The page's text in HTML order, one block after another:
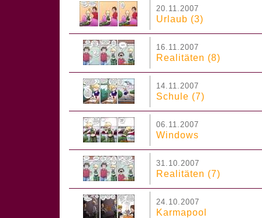
20.11.2007
Urlaub (3)
16.11.2007
Realitäten (8)
14.11.2007
Schule (7)
06.11.2007
Windows
31.10.2007
Realitäten (7)
24.10.2007
Karmapool